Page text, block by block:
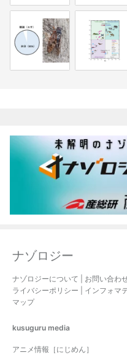
ナゾロジー
ナゾロジーについて お問い合わ
ライバシーポリシー
インフォマ
マップ
kusuguru media
アニメ情報［にじめん］